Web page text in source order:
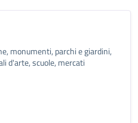
monumenti, parchi e giardini,
d'arte, scuole, mercati